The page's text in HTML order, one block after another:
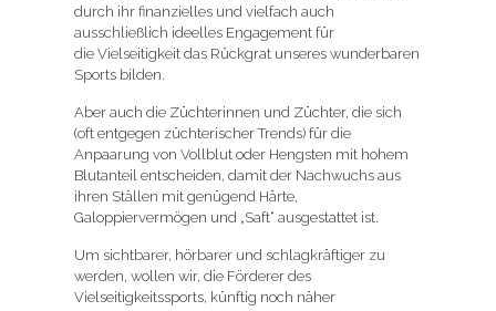
durch ihr finanzielles und vielfach auch
ausschließlich ideelles Engagement für
die Vielseitigkeit das Rückgrat unseres wunderbaren
Sports bilden.
Aber auch die Züchterinnen und Züchter, die sich
(oft entgegen züchterischer Trends) für die
Anpaarung von Vollblut oder Hengsten mit hohem
Blutanteil entscheiden, damit der Nachwuchs aus
ihren Ställen mit genügend Härte,
Galoppiervermögen und „Saft“ ausgestattet ist.
Um sichtbarer, hörbarer und schlagkräftiger zu
werden, wollen wir, die Förderer des
Vielseitigkeitssports, künftig noch näher